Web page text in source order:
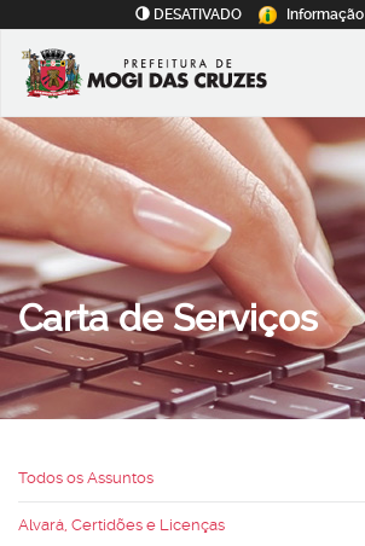
DESATIVADO Informação
Carta de Serviços
Todos os Assuntos
Alvará, Certidões e Licenças